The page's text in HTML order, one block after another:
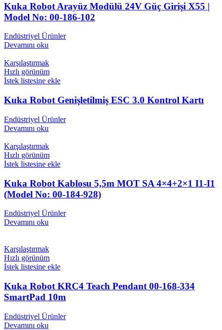
Kuka Robot Arayüz Modülü 24V Güç Girişi X55 |
Model No: 00-186-102
Endüstriyel Ürünler
Devamını oku
Karşılaştırmak
Hızlı görünüm
İstek listesine ekle
Kuka Robot Genişletilmiş ESC 3.0 Kontrol Kartı
Endüstriyel Ürünler
Devamını oku
Karşılaştırmak
Hızlı görünüm
İstek listesine ekle
Kuka Robot Kablosu 5,5m MOT SA 4×4+2×1 I1-I1
(Model No: 00-184-928)
Endüstriyel Ürünler
Devamını oku
Karşılaştırmak
Hızlı görünüm
İstek listesine ekle
Kuka Robot KRC4 Teach Pendant 00-168-334
SmartPad 10m
Endüstriyel Ürünler
Devamını oku